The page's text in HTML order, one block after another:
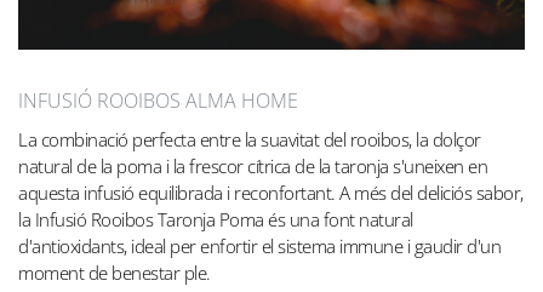
INFUSIÓ ROOIBOS ALMA HOME
La combinació perfecta entre la suavitat del rooibos, la dolçor
natural de la poma i la frescor cítrica de la taronja s'uneixen en
aquesta infusió equilibrada i reconfortant. A més del deliciós sabor,
la Infusió Rooibos Taronja Poma és una font natural
d'antioxidants, ideal per enfortir el sistema immune i gaudir d'un
moment de benestar ple.